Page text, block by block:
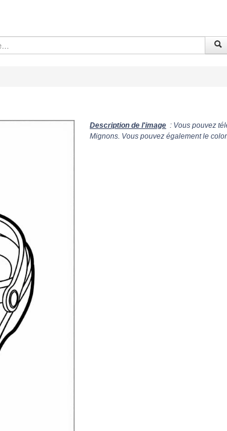
Description de l'image : Vous pouvez
Mignons. Vous pouvez également le